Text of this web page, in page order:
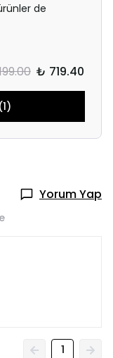
de
₺ 719.40
Yorum Yap
1